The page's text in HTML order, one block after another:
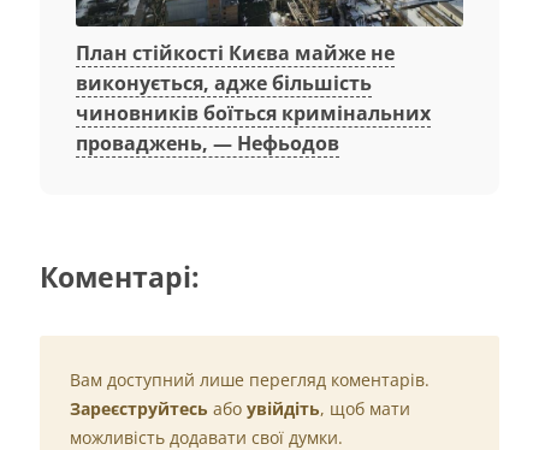
План стійкості Києва майже не
виконується, адже більшість
чиновників боїться кримінальних
проваджень, — Нефьодов
Коментарі:
Вам доступний лише перегляд коментарів.
Зареєструйтесь або увійдіть, щоб мати
можливість додавати свої думки.